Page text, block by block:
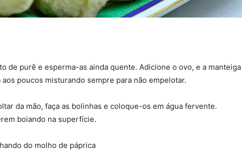
de purê e esperma-as ainda quente. Adicione o ovo, e a manteiga
poucos misturando sempre para não empelotar.
da mão, faça as bolinhas e coloque-os em água fervente.
boiando na superfície.
do molho de páprica